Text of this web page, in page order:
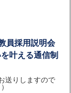
員採用説明会
叶える通信制
送りしますので